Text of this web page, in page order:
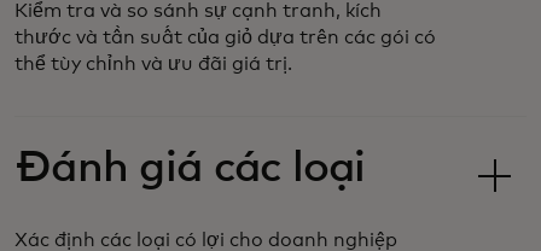
Kiểm tra và so sánh sự cạnh tranh, kích
thước và tần suất của giỏ dựa trên các gói có
thể tùy chỉnh và ưu đãi giá trị.
Đánh giá các loại
Xác định các loại có lợi cho doanh nghiệp